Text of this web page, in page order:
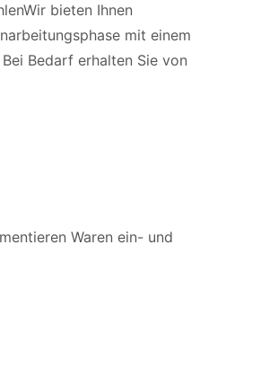
bieten Ihnen
mit einem
Bedarf erhalten Sie von
Waren ein- und